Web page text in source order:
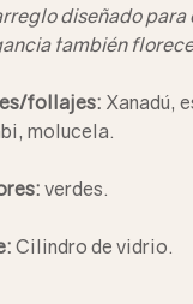
diseñado para
también
follajes: Xanadú,
molucela.
verdes.
Cilindro de vidrio.